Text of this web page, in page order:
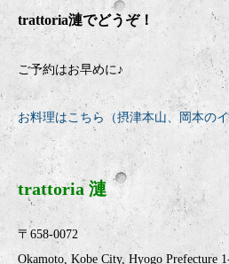
trattoria漣でどうぞ！
ご予約はお早めに♪
お料理はこちら（摂津本山、岡本の
trattoria 漣
〒658-0072
Okamoto, Kobe City, Hyogo Prefecture